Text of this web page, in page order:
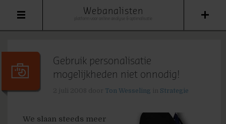
Webanalisten
Gebruik personalisatie
mogelijkheden niet onnodig!
Ton Wesseling Strategie
We slaan steeds meer